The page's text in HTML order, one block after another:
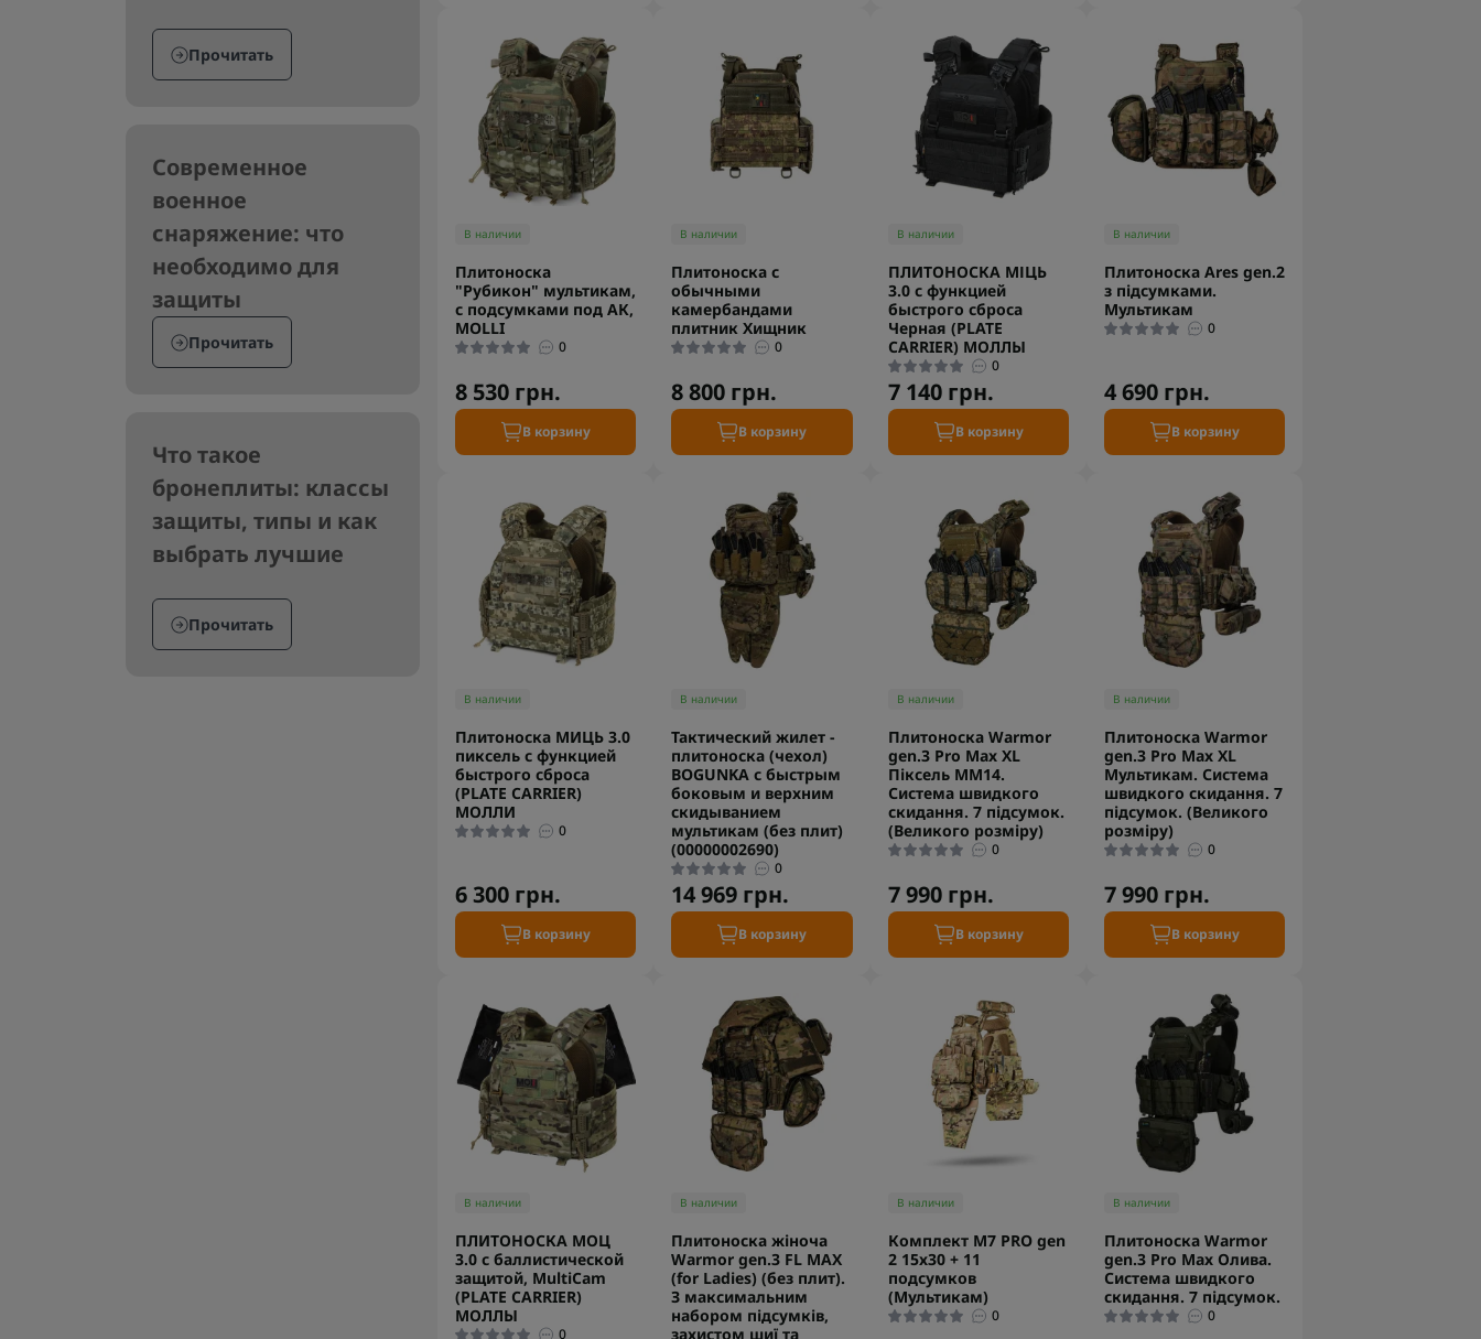
Прочитать
Современное
военное
снаряжение: что
необходимо для
защиты
Прочитать
Что такое
бронеплиты: классы
защиты, типы и как
выбрать лучшие
Прочитать
В наличии
Плитоноска
"Рубикон" мультикам,
с подсумками под АК,
MOLLI
0
8 530 грн.
В корзину
В наличии
Плитоноска с
обычными
камербандами
плитник Хищник
0
8 800 грн.
В корзину
В наличии
ПЛИТОНОСКА МІЦЬ
3.0 с функцией
быстрого сброса
Черная (PLATE
CARRIER) МОЛЛЫ
0
7 140 грн.
В корзину
В наличии
Плитоноска Ares gen.2
з підсумками.
Мультикам
0
4 690 грн.
В корзину
В наличии
Плитоноска МИЦЬ 3.0
пиксель с функцией
быстрого сброса
(PLATE CARRIER)
МОЛЛИ
0
6 300 грн.
В корзину
В наличии
Тактический жилет -
плитоноска (чехол)
BOGUNKA с быстрым
боковым и верхним
скидыванием
мультикам (без плит)
(00000002690)
0
14 969 грн.
В корзину
В наличии
Плитоноска Warmor
gen.3 Pro Max XL
Піксель ММ14.
Система швидкого
скидання. 7 підсумок.
(Великого розміру)
0
7 990 грн.
В корзину
В наличии
Плитоноска Warmor
gen.3 Pro Max XL
Мультикам. Система
швидкого скидання. 7
підсумок. (Великого
розміру)
0
7 990 грн.
В корзину
В наличии
ПЛИТОНОСКА МОЦ
3.0 с баллистической
защитой, MultiCam
(PLATE CARRIER)
МОЛЛЫ
0
В наличии
Плитоноска жіноча
Warmor gen.3 FL MAX
(for Ladies) (без плит).
З максимальним
набором підсумків,
захистом шиї та
В наличии
Комплект М7 PRO gen
2 15х30 + 11
подсумков
(Мультикам)
0
В наличии
Плитоноска Warmor
gen.3 Pro Max Олива.
Система швидкого
скидання. 7 підсумок.
0